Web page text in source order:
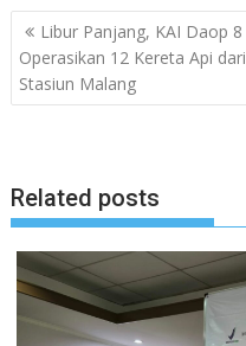
Post
navigation
Libur Panjang, KAI Daop 8
Operasikan 12 Kereta Api dari
Stasiun Malang
Related posts